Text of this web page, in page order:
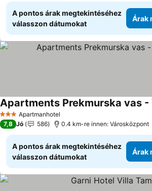
A pontos árak megtekintéséhez
válasszon dátumokat
Árak
3 KategóriaApartmanhotel
Apartments Prekmurska vas -
7,8 Jó 586 0.4 km-re innen: Városközpont
A pontos árak megtekintéséhez
válasszon dátumokat
Árak